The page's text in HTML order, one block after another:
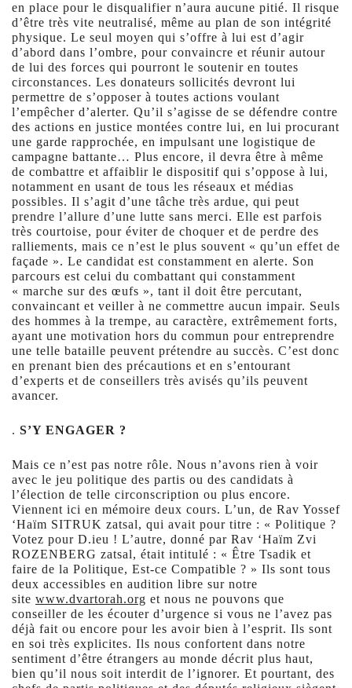
en place pour le disqualifier n’aura aucune pitié. Il risque
d’être très vite neutralisé, même au plan de son intégrité
physique. Le seul moyen qui s’offre à lui est d’agir
d’abord dans l’ombre, pour convaincre et réunir autour
de lui des forces qui pourront le soutenir en toutes
circonstances. Les donateurs sollicités devront lui
permettre de s’opposer à toutes actions voulant
l’empêcher d’alerter. Qu’il s’agisse de se défendre contre
des actions en justice montées contre lui, en lui procurant
une garde rapprochée, en impulsant une logistique de
campagne battante… Plus encore, il devra être à même
de combattre et affaiblir le dispositif qui s’oppose à lui,
notamment en usant de tous les réseaux et médias
possibles. Il s’agit d’une tâche très ardue, qui peut
prendre l’allure d’une lutte sans merci. Elle est parfois
très courtoise, pour éviter de choquer et de perdre des
ralliements, mais ce n’est le plus souvent « qu’un effet de
façade ». Le candidat est constamment en alerte. Son
parcours est celui du combattant qui constamment
« marche sur des œufs », tant il doit être percutant,
convaincant et veiller à ne commettre aucun impair. Seuls
des hommes à la trempe, au caractère, extrêmement forts,
ayant une motivation hors du commun pour entreprendre
une telle bataille peuvent prétendre au succès. C’est donc
en prenant bien des précautions et en s’entourant
d’experts et de conseillers très avisés qu’ils peuvent
avancer.
. S’Y ENGAGER ?
Mais ce n’est pas notre rôle. Nous n’avons rien à voir
avec le jeu politique des partis ou des candidats à
l’élection de telle circonscription ou plus encore.
Viennent ici en mémoire deux cours. L’un, de Rav Yossef
‘Haïm SITRUK zatsal, qui avait pour titre : « Politique ?
Votez pour D.ieu ! L’autre, donné par Rav ‘Haïm Zvi
ROZENBERG zatsal, était intitulé : « Être Tsadik et
faire de la Politique, Est-ce Compatible ? » Ils sont tous
deux accessibles en audition libre sur notre
site www.dvartorah.org et nous ne pouvons que
conseiller de les écouter d’urgence si vous ne l’avez pas
déjà fait ou encore pour les avoir bien à l’esprit. Ils sont
en soi très explicites. Ils nous confortent dans notre
sentiment d’être étrangers au monde décrit plus haut,
bien qu’il nous soit interdit de l’ignorer. Et pourtant, des